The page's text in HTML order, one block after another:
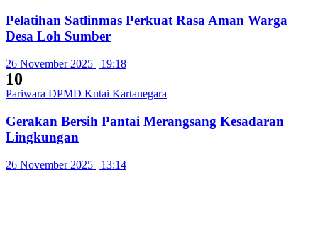
Pelatihan Satlinmas Perkuat Rasa Aman Warga
Desa Loh Sumber
26 November 2025 | 19:18
10
Pariwara DPMD Kutai Kartanegara
Gerakan Bersih Pantai Merangsang Kesadaran
Lingkungan
26 November 2025 | 13:14